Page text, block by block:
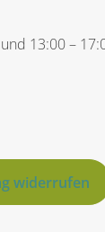
13:00 –
widerrufen